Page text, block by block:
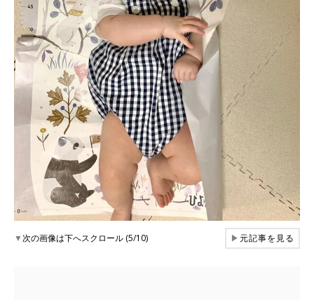
▼次の画像は下へスクロール (5/10) ▶元記事を見る